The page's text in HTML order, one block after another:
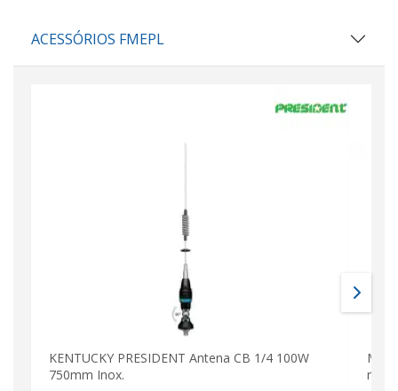
ACESSÓRIOS FMEPL
KENTUCKY PRESIDENT Antena CB 1/4 100W
750mm Inox.